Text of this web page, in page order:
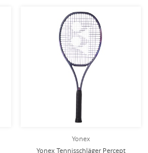
Yonex
Yonex Tennisschläger Percept